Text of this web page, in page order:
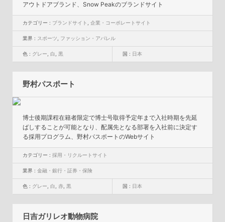
アウトドアブランド、Snow Peakのブランドサイト
カテゴリー : ブランドサイト ,企業・コーポレートサイト
業界 : スポーツ ファッション・アパレル
色 : グレー ,白 ,黒 国 : 日本
野村パスポート
博士後期課程在籍者限定で博士号取得予定年まで入社時期を先延
ばしすることが可能となり、配属先となる部署を入社前に決定す
る採用プログラム、野村パスポートのWebサイト
カテゴリー :採用・リクルートサイト
業界 :金融・銀行・証券・保険
色 : グレー ,白 ,赤 ,黒 国 : 日本
日吉ガリレオ動物病院